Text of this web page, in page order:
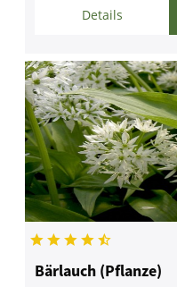
Details
Bärlauch (Pflanze)